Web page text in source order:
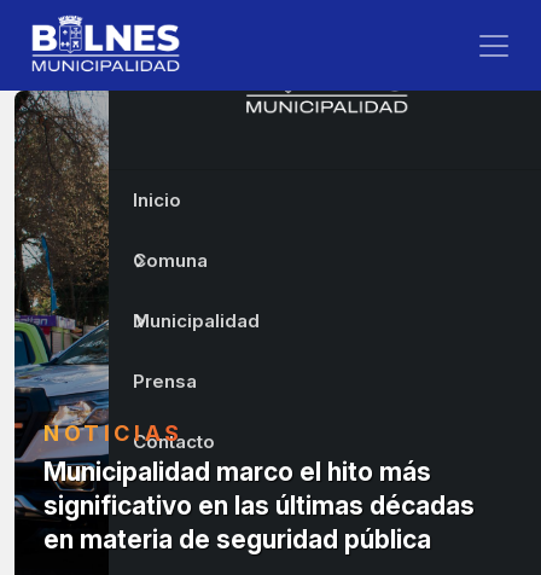
NOTICIAS
Municipalidad marco el hito más
significativo en las últimas décadas
en materia de seguridad pública
Inicio
Comuna
Municipalidad
Prensa
Contacto